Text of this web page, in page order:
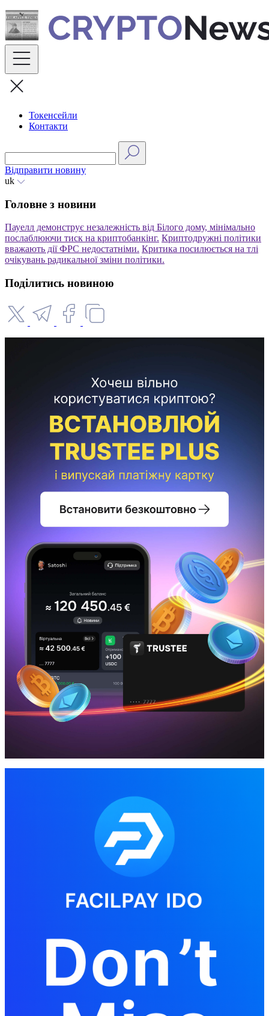
Skip
to
content
Токенсейли
Контакти
Відправити новину
uk
Головне з новини
Пауелл демонструє незалежність від Білого дому, мінімально
послаблюючи тиск на криптобанкінг. Криптодружні політики
вважають дії ФРС недостатніми. Критика посилюється на тлі
очікувань радикальної зміни політики.
Поділитись новиною